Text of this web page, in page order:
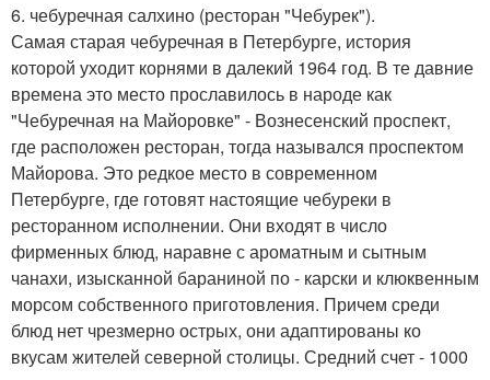
6. чебуречная салхино (ресторан "Чебурек").
Самая старая чебуречная в Петербурге, история
которой уходит корнями в далекий 1964 год. В те давние
времена это место прославилось в народе как
"Чебуречная на Майоровке" - Вознесенский проспект,
где расположен ресторан, тогда назывался проспектом
Майорова. Это редкое место в современном
Петербурге, где готовят настоящие чебуреки в
ресторанном исполнении. Они входят в число
фирменных блюд, наравне с ароматным и сытным
чанахи, изысканной бараниной по - карски и клюквенным
морсом собственного приготовления. Причем среди
блюд нет чрезмерно острых, они адаптированы ко
вкусам жителей северной столицы. Средний счет - 1000